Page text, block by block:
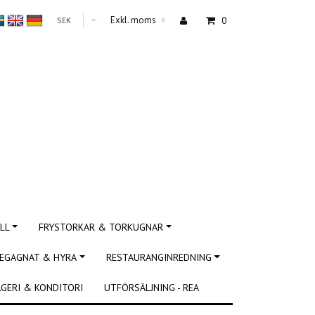
SEK Exkl. moms ▾ 0
FRYSTORKAR & TORKUGNAR
& HYRA RESTAURANGINREDNING
& KONDITORI UTFÖRSÄLJNING - REA